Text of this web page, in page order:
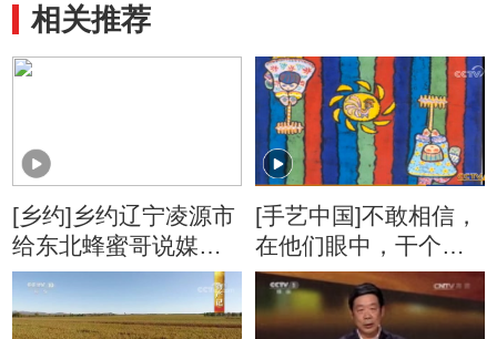
相关推荐
[乡约]乡约辽宁凌源市
给东北蜂蜜哥说媒
(20160326)
[手艺中国]不敢相信，
在他们眼中，干个农
活都能美成一幅画